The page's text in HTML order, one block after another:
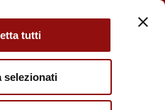
tutti
selezionatiFelino